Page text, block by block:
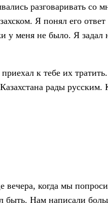
разговаривать со
Я понял его
у меня не было. Я
к тебе их
рады русским.
когда мы
быть. Нам написали